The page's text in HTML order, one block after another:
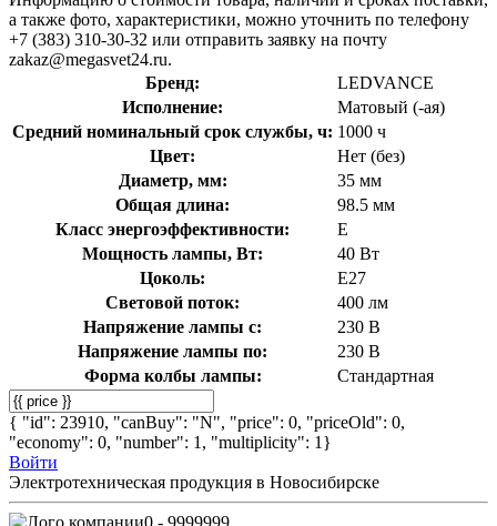
а также фото, характеристики, можно уточнить по телефону
+7 (383) 310-30-32 или отправить заявку на почту
zakaz@megasvet24.ru.
Бренд:
LEDVANCE
Исполнение:
Матовый (-ая)
Средний номинальный срок службы, ч: 1000 ч
Цвет:
Нет (без)
Диаметр, мм:
35 мм
Общая длина:
98.5 мм
Класс энергоэффективности:
E
Мощность лампы, Вт:
40 Вт
Цоколь:
E27
Световой поток:
400 лм
Напряжение лампы с:
230 В
Напряжение лампы по:
230 В
Форма колбы лампы:
Стандартная
{ "id": 23910, "canBuy": "N", "price": 0, "priceOld": 0,
"economy": 0, "number": 1, "multiplicity": 1}
Войти
Электротехническая продукция в Новосибирске
0 - 9999999